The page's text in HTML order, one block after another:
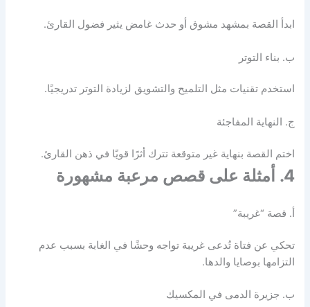
ابدأ القصة بمشهد مشوق أو حدث غامض يثير فضول القارئ.​
ب. بناء التوتر
استخدم تقنيات مثل التلميح والتشويق لزيادة التوتر تدريجيًا.​
ج. النهاية المفاجئة
اختم القصة بنهاية غير متوقعة تترك أثرًا قويًا في ذهن القارئ.​
4. أمثلة على قصص مرعبة مشهورة
أ. قصة “غريبة”
تحكي عن فتاة تُدعى غريبة تواجه وحشًا في الغابة بسبب عدم
التزامها بوصايا والدها.​
ب. جزيرة الدمى في المكسيك